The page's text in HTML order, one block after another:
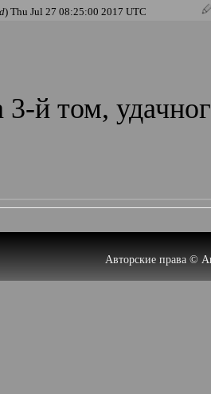
) Thu Jul 27 08:25:00 2017 UTC
3-й том,
Авторские права ©